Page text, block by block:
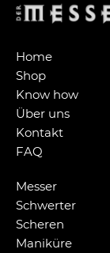
Home
Shop
Know how
Über uns
Kontakt
FAQ
Messer
Schwerter
Scheren
Maniküre